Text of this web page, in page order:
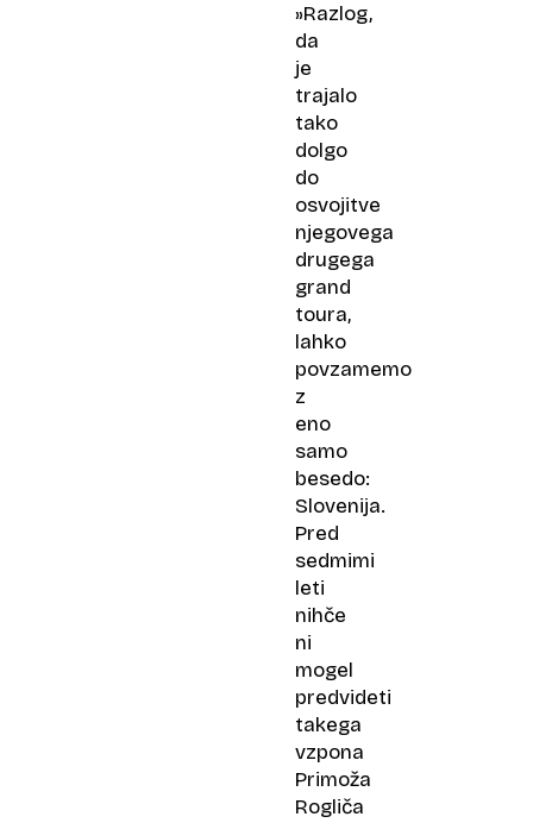
»Razlog,
da
je
trajalo
tako
dolgo
do
osvojitve
njegovega
drugega
grand
toura,
lahko
povzamemo
z
eno
samo
besedo:
Slovenija.
Pred
sedmimi
leti
nihče
ni
mogel
predvideti
takega
vzpona
Primoža
Rogliča